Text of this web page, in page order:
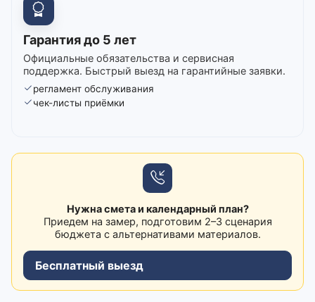
Гарантия до 5 лет
Официальные обязательства и сервисная
поддержка. Быстрый выезд на гарантийные заявки.
регламент обслуживания
чек-листы приёмки
Нужна смета и календарный план?
Приедем на замер, подготовим 2–3 сценария
бюджета с альтернативами материалов.
Бесплатный выезд